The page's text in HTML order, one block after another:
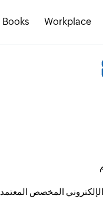
Workplace
Books
الإلكتروني المخصص المعتمد